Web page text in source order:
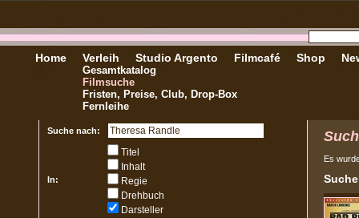
Home Verleih
Gesamtkatalog
Filmsuche
Fristen, Preise, Club, Drop-Box
Fernleihe
Studio Argento Filmcafé Shop
Suche nach:
In:
Titel
Inhalt
Regie
Drehbuch
Darsteller
Es